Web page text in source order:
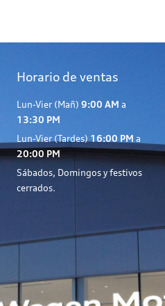
Horario de ventas
Lun-Vier (Mañ) 9:00 AM a
13:30 PM
Lun-Vier (Tardes) 16:00 PM a
20:00 PM
Sábados, Domingos y festivos
cerrados.